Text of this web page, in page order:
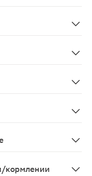
кормлении